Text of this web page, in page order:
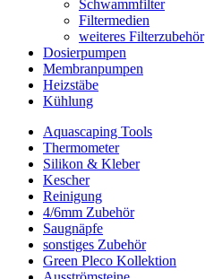
Schwammfilter
Filtermedien
weiteres Filterzubehör
Dosierpumpen
Membranpumpen
Heizstäbe
Kühlung
Aquascaping Tools
Thermometer
Silikon & Kleber
Kescher
Reinigung
4/6mm Zubehör
Saugnäpfe
sonstiges Zubehör
Green Pleco Kollektion